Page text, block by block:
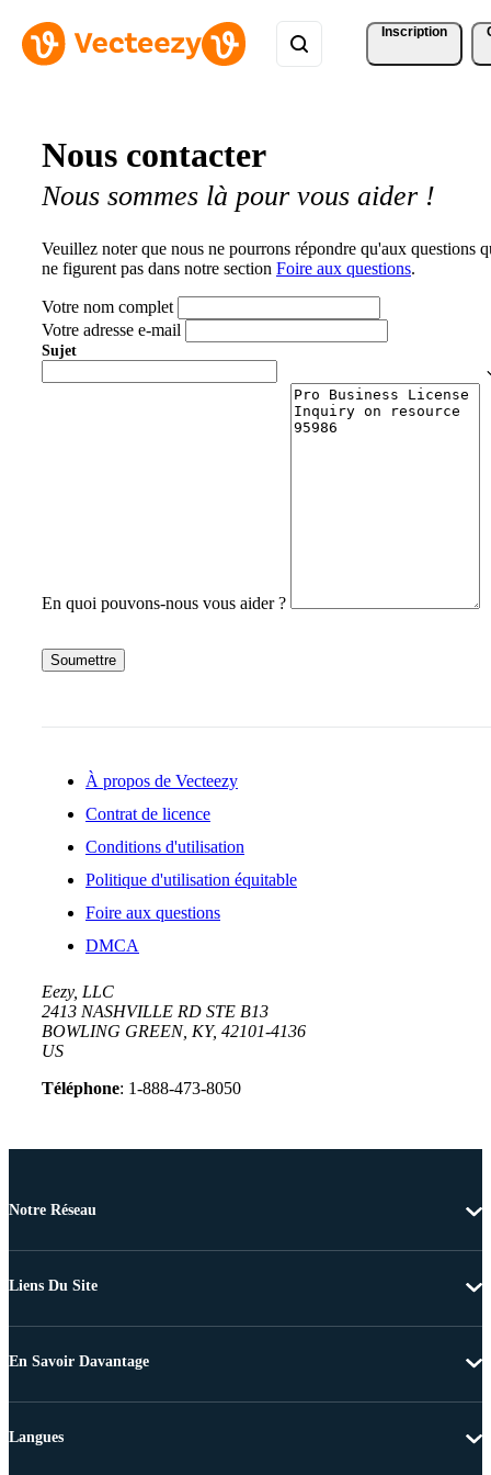
Inscription
Nous contacter
Nous sommes là pour vous aider !
Veuillez noter que nous ne pourrons répondre qu'aux questions
ne figurent pas dans notre section Foire aux questions.
Votre nom complet
Votre adresse e-mail
Sujet
En quoi pouvons-nous vous aider ?
Soumettre
À propos de Vecteezy
Contrat de licence
Conditions d'utilisation
Politique d'utilisation équitable
Foire aux questions
DMCA
Eezy, LLC
2413 NASHVILLE RD STE B13
BOWLING GREEN, KY, 42101-4136
US
Téléphone: 1-888-473-8050
Notre Réseau
Liens Du Site
En Savoir Davantage
Langues